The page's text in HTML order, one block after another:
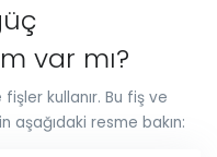
var mı?
kullanır. Bu fiş ve
aşağıdaki resme bakın: